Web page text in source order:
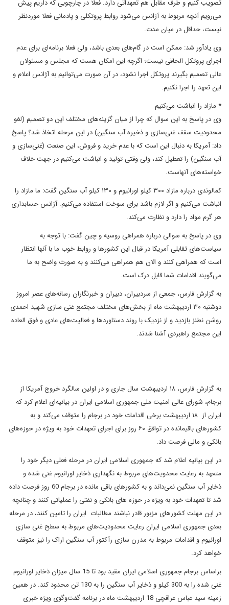
تصویب کنیم و طرف مقابل هم تعهداتی دارد. فعلا در چارچوبی که داریم پیش
می‌رویم آنچه مربوط به آژانس می‌شود روابط پروتکلی و پادمانی فعلا موردنظر
نیست، حداقل در میان مدت.
وی یادآور شد: ممکن است در گام‌های بعدی باشد، ولی فعلا برنامه‌ای برای عدم
اجرای پروتکل الحاقی نیست؛ اگرچه این امکان هست که مجلس و مسئولان
عالی تصمیم بگیرند پروتکل اجرا نشود، در آن صورت می‌توانیم به آژانس اعلام و
این تعهد را اجرا نکنیم.
* مازاد را انباشت می‌کنیم
وی در پاسخ به این سوال که چرا از میان گزینه‌های مختلف این دو تصمیم (لغو
محدودیت سقف غنی‌سازی و ذخیره آب سنگین) در این مرحله اتخاذ شد؟ پاسخ
داد: آمریکا به دنبال این است که با عدم خرید و فروش، این صنعت (غنی‌سازی و
آب سنگین) را تعطیل کند، ولی وقتی تولید و انباشت می‌کنیم در جهت خلاف
خواسته‌های آنهاست.
کمالوندی درباره مازاد ۳۰۰ کیلو اورانیوم و ۱۳۰ کیلو آب سنگین گفت: ما مازاد را
انباشت می‌کنیم و اگر لازم باشد برای سوخت استفاده می‌کنیم. آژانس حسابداری
هر گرم مواد را دارد و نظارت می‌کند.
وی در پاسخ به سوالی درباره همراهی روسیه و چین گفت: با توجه به
سیاست‌های تقابلی آمریکا در قبال این کشورها و روابط خوب ما با آنها انتظار
است که همراهی کنند و الان هم همراهی می‌کنند و به صورت واضح به ما
می‌گویند اقدامات شما قابل درک است.
به گزارش فارس، جمعی از سردبیران، دبیران و خبرنگاران رسانه‌های عصر امروز
دوشنبه ۳۰ اردیبهشت ماه از بخش‌های مختلف مجتمع غنی سازی شهید احمدی
روشن نطنز بازدید و از نزدیک با روند دستاوردها و فعالیت‌های عادی و فوق العاده
این مجتمع راهبردی آشنا شدند.
به گزارش فارس، ۱۸ اردیبهشت سال جاری و در اولین سالگرد خروج آمریکا از
برجام، شورای عالی امنیت ملی جمهوری اسلامی ایران در بیانیه‌ای اعلام کرد که
ایران از ۱۸ اردیبهشت برخی اقدامات خود در برجام را متوقف می‌کند و به
کشورهای باقیمانده در توافق ۶۰ روز برای اجرای تعهدات خود به ویژه در حوزه‌های
بانکی و مالی فرصت داد.
در این بیانیه اعلام شد که جمهوری اسلامی ایران در مرحله فعلی دیگر خود را
متعهد به رعایت محدویت‌های مربوط به نگهداری ذخایر اورانیوم غنی شده و
ذخایر آب سنگین نمی‌داند و به کشورهای باقی مانده در برجام 60 روز فرصت داده
شد تا تعهدات خود به ویژه در حوزه های بانکی و نفتی را عملیاتی کنند و چنانچه
در این مهلت کشورهای مزبور قادر نباشند مطالبات ایران را تامین کنند، در مرحله
بعدی جمهوری اسلامی ایران رعایت محدودیت‌های مربوط به سطح غنی سازی
اورانیوم و اقدامات مربوط به مدرن سازی رآکتور آب سنگین اراک را نیز متوقف
خواهد کرد.
براساس برجام جمهوری اسلامی ایران مقید بود تا 15 سال میزان ذخایر اورانیوم
غنی شده را به 300 کیلو و ذخایر آب سنگین را به 130 تن محدود کند. در همین
زمینه سید عباس عراقچی 18 اردیبهشت ماه در برنامه گفت‌وگوی ویژه خبری